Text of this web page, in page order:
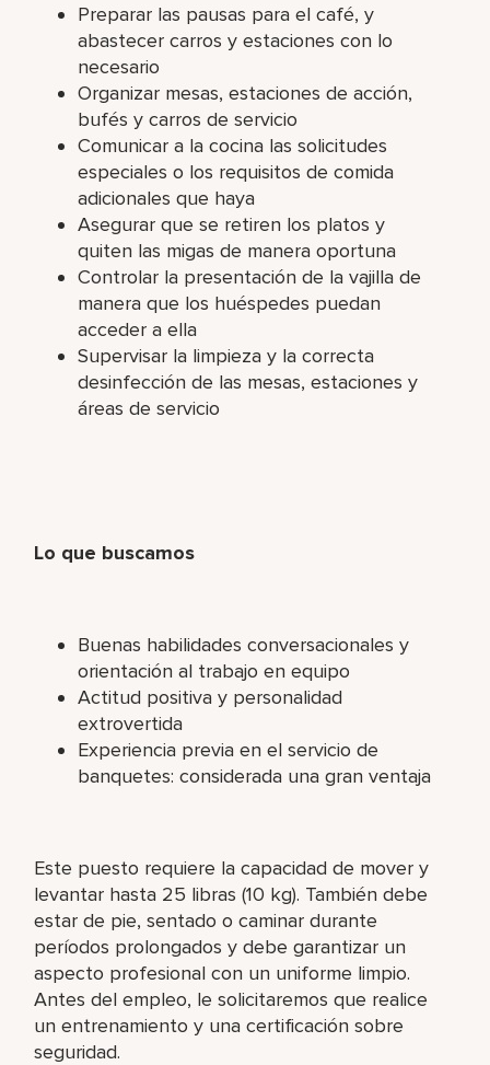
Preparar las pausas para el café, y
abastecer carros y estaciones con lo
necesario
Organizar mesas, estaciones de acción,
bufés y carros de servicio
Comunicar a la cocina las solicitudes
especiales o los requisitos de comida
adicionales que haya
Asegurar que se retiren los platos y
quiten las migas de manera oportuna
Controlar la presentación de la vajilla de
manera que los huéspedes puedan
acceder a ella
Supervisar la limpieza y la correcta
desinfección de las mesas, estaciones y
áreas de servicio
Lo que buscamos
Buenas habilidades conversacionales y
orientación al trabajo en equipo
Actitud positiva y personalidad
extrovertida
Experiencia previa en el servicio de
banquetes: considerada una gran ventaja
Este puesto requiere la capacidad de mover y
levantar hasta 25 libras (10 kg). También debe
estar de pie, sentado o caminar durante
períodos prolongados y debe garantizar un
aspecto profesional con un uniforme limpio.
Antes del empleo, le solicitaremos que realice
un entrenamiento y una certificación sobre
seguridad.